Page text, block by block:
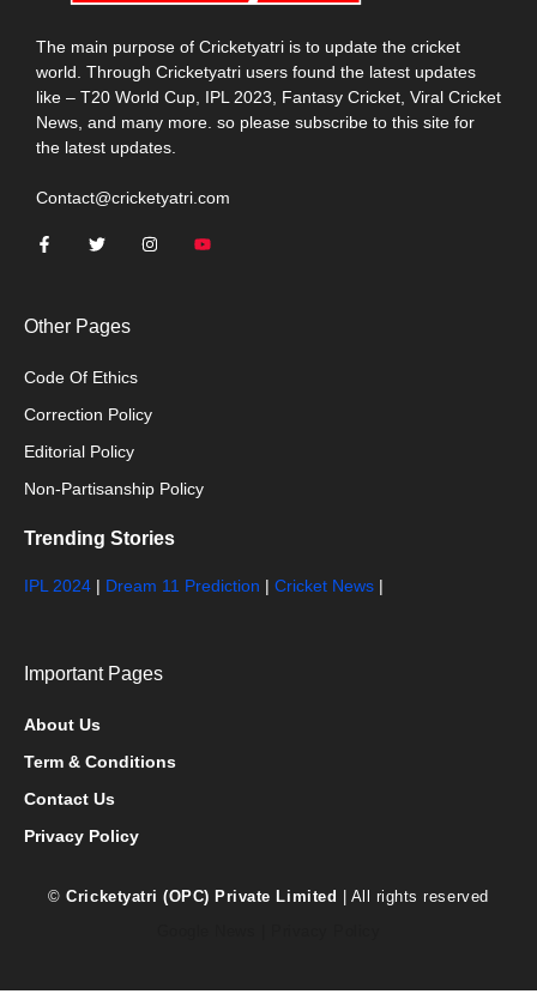
The main purpose of Cricketyatri is to update the cricket
world. Through Cricketyatri users found the latest updates
like – T20 World Cup, IPL 2023, Fantasy Cricket, Viral Cricket
News, and many more. so please subscribe to this site for
the latest updates.
Contact@cricketyatri.com
Other Pages
Code Of Ethics
Correction Policy
Editorial Policy
Non-Partisanship Policy
Trending Stories
IPL 2024 | Dream 11 Prediction | Cricket News |
Important Pages
About Us
Term & Conditions
Contact Us
Privacy Policy
©Cricketyatri (OPC) Private Limited
| All rights reserved